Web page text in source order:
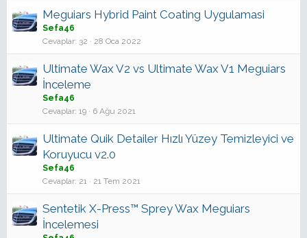
Meguiars Hybrid Paint Coating Uygulamasi
Sefa46
Cevaplar 32 28 Oca 2022
Ultimate Wax V2 vs Ultimate Wax V1 Meguiars
İnceleme
Sefa46
Cevaplar 19 6 Ağu 2021
Ultimate Quik Detailer Hızlı Yüzey Temizleyici ve
Koruyucu v2.0
Sefa46
Cevaplar 21 21 Tem 2021
Sentetik X-Press™ Sprey Wax Meguiars
İncelemesi